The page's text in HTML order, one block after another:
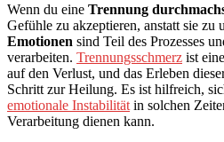
Wenn du eine Trennung
Gefühle zu akzeptieren, anstatt sie zu
Emotionen sind Teil des Prozesses
verarbeiten. Trennungsschmerz ist
auf den Verlust, und das Erleben
Schritt zur Heilung. Es ist hilfreich,
emotionale Instabilität in solchen
Verarbeitung dienen kann.